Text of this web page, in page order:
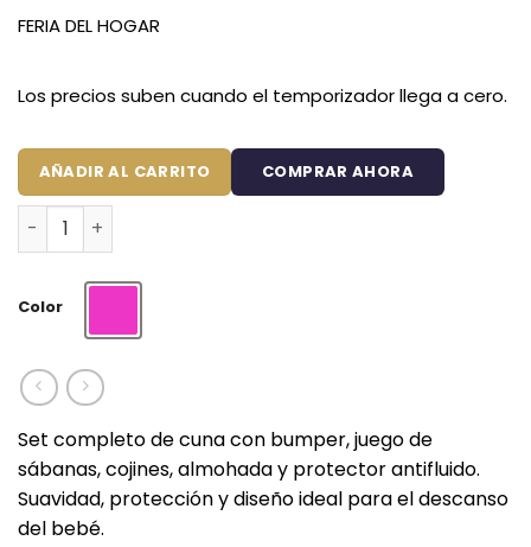
original
$334.900.$224.925.
FERIA DEL HOGAR
Los precios suben cuando el temporizador llega a cero.
Color
Combo Dulces Sueños Pequeñín Rosado – Set
AÑADIR AL CARRITO COMPRAR AHORA
Set completo de cuna con bumper, juego de
sábanas, cojines, almohada y protector antifluido.
Suavidad, protección y diseño ideal para el descanso
del bebé.